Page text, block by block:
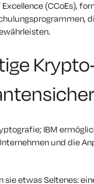
(CCoEs),
IBM
und die
sie etwas Seltenes: